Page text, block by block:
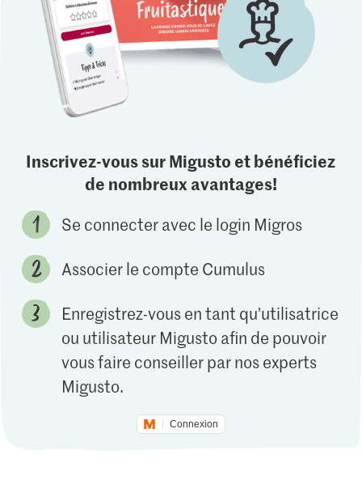
Inscrivez-vous sur Migusto et bénéficiez
de nombreux avantages!
Se connecter avec le login Migros
Associer le compte Cumulus
Enregistrez-vous en tant qu'utilisatrice
ou utilisateur Migusto afin de pouvoir
vous faire conseiller par nos experts
Migusto.
Connexion